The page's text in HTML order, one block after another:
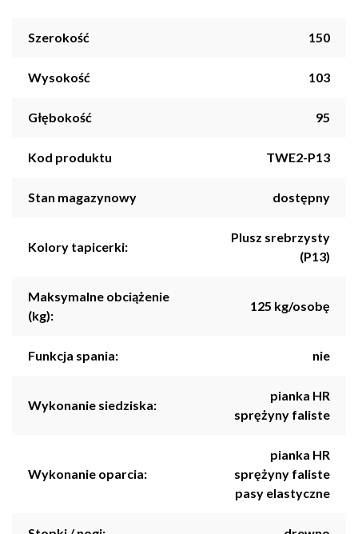
Szerokość 150
Wysokość 103
Głębokość 95
Kod produktu TWE2-P13
Stan magazynowy dostępny
Kolory tapicerki:
Plusz srebrzysty
(P13)
Maksymalne obciążenie
(kg):
125 kg/osobę
Funkcja spania: nie
Wykonanie siedziska:
pianka HR
sprężyny faliste
Wykonanie oparcia:
pianka HR
sprężyny faliste
pasy elastyczne